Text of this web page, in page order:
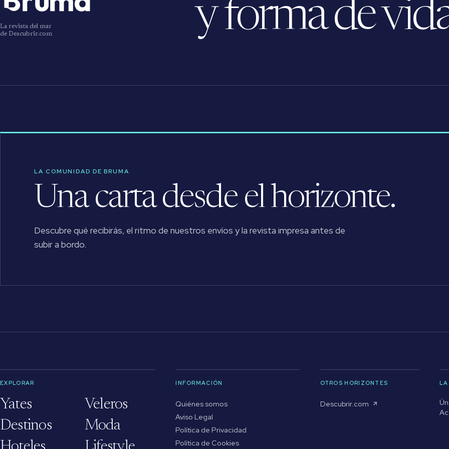
La revista del mar
de Descubrir.com
y forma de
LA COMUNIDAD DE BRUMA
Una carta desde el horizonte.
Descubre qué recibirás, el ritmo de nuestros envíos y la revista impresa antes de
subir a bordo.
EXPLORAR
Yates
Veleros
Destinos
Moda
INFORMACIÓN
Quiénes somos
Aviso Legal
Política de Privacidad
Política de Cookies
OTROS HORIZONTES
Descubrir.com
LA